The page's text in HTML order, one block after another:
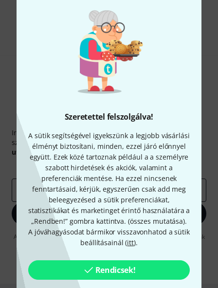
Szeretettel felszolgálva!
A sütik segítségével igyekszünk a legjobb vásárlási
élményt biztosítani, minden, ezzel járó előnnyel
együtt. Ezek közé tartoznak például a a személyre
szabott hirdetések és akciók, valamint a
preferenciák mentése. Ha ezzel nincsenek
fenntartásaid, kérjük, egyszerűen csak add meg
beleegyezésed a sütik preferenciákat,
statisztikákat és marketinget érintő használatára a
„Rendben!” gombra kattintva. (összes mutatása).
A jóváhagyásodat bármikor visszavonhatod a sütik
beállításainál (itt).
Rendicsek!
Súgó & Visszajelzések
Thomann hírlevél
Iratkozz fel a Thomann angol nyelvű hírlevelére, és kis
szerencsével megnyerheted a
50 egyenként 50 € értékű
utalványegyikét.
Inspiráló gondolatok
Akciók Thomann
e-mail cím*
Bejelentkezés
A "Bejelentkezés" gombra kattintva elfogadja, hogy e-mailben küldjünk
önnek hirdetéseket. Bármikor leiratkozhat erről. A hírlevélről további
információkat az
* Kitöltés kötelező